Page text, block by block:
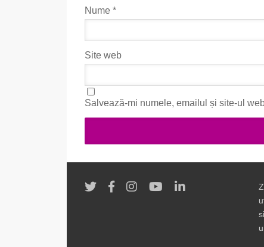
Nume *
Site web
Salvează-mi numele, emailul și site-ul